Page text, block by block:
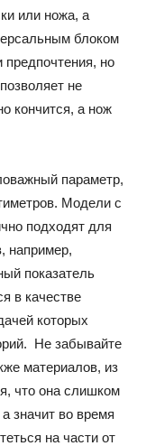
или ножа, а
блоком
предпочтения, но
не
кончится, а нож
параметр,
Модели с
подходят для
например,
показатель
в качестве
которых
Не забывайте
материалов, из
что она слишком
значит во время
на части от